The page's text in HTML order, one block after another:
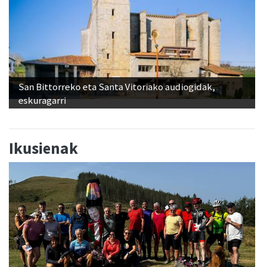
San Bittorreko eta Santa Vitoriako audiogidak,
eskuragarri
Ikusienak